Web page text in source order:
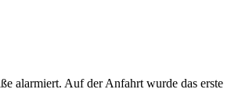
alarmiert. Auf der Anfahrt wurde das erste